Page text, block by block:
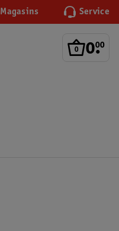
Magasins Service
0.
00